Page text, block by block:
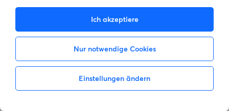
Ich akzeptiere
Nur notwendige Cookies
Einstellungen ändern